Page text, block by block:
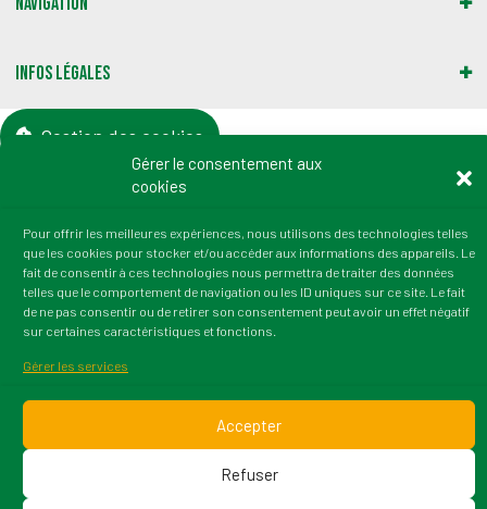
Gérer le consentement aux
cookies
Pour offrir les meilleures expériences, nous utilisons des technologies telles
que les cookies pour stocker et/ou accéder aux informations des appareils. Le
fait de consentir à ces technologies nous permettra de traiter des données
telles que le comportement de navigation ou les ID uniques sur ce site. Le fait
de ne pas consentir ou de retirer son consentement peut avoir un effet négatif
sur certaines caractéristiques et fonctions.
Gérer les services
Accepter
Refuser
Infos légales
Gestion des cookies
21000 Dijon
tél. : 03 80 72 64 50
fax : 03 80 36 45 38
Email : contact@irtess.fr
© 2026 Irtess. Version : 1.1.5 Tous droits réservés. Une